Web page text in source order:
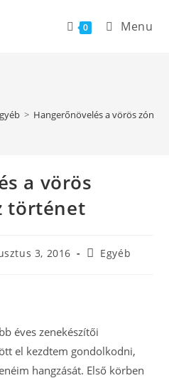
0 Menu
> Hangerőnövelés a vörös
a vörös
történet
3, 2016
PostEgyéb
éves zenekészítői
el kezdtem gondolkodni,
hangzását. Első körben